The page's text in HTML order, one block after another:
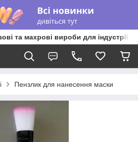
та махрові вироби для індустрії
Пензлик для нанесення маски